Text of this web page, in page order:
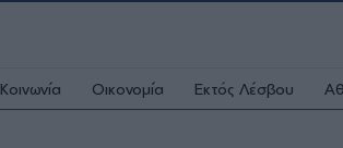
Κοινωνία Οικονομία Εκτός Λέσβου